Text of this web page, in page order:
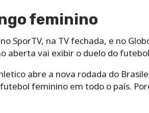
feminino
SporTV, na TV fechada, e no
aberta vai exibir o duelo do
abre a nova rodada do
feminino em todo o país.